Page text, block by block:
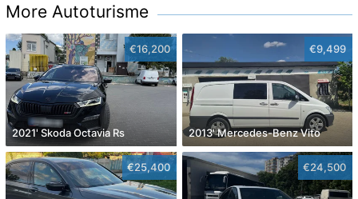
More Autoturisme
€16,200
2021' Skoda Octavia Rs
€9,499
2013' Mercedes-Benz Vito
€25,400 €24,500